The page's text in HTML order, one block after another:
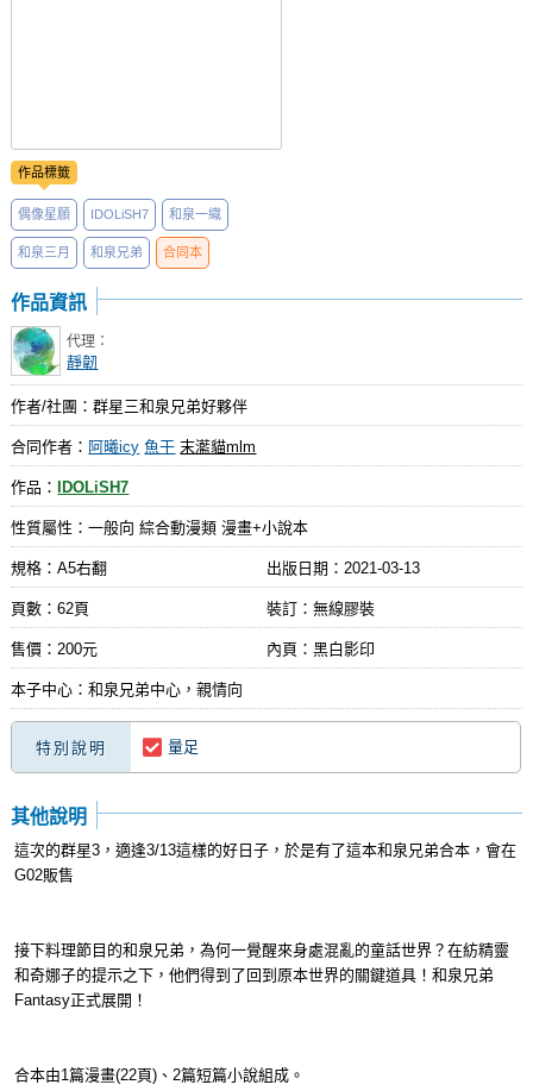
作品標籤
偶像星願 IDOLiSH7 和泉一織
和泉三月 和泉兄弟 合同本
作品資訊
代理：
靜韌
作者/社團：群星三和泉兄弟好夥伴
合同作者： 阿曦icy 魚干 末灆貓mlm
作品： IDOLiSH7
性質屬性：一般向 綜合動漫類 漫畫+小說本
規格：A5右翻 出版日期： 2021-03-13
頁數：62頁 裝訂：無線膠裝
售價：200元 內頁：黑白影印
本子中心：和泉兄弟中心，親情向
特別說明 量足
其他說明
這次的群星3，適逢3/13這樣的好日子，於是有了這本和泉兄弟合本，會在
G02販售
接下料理節目的和泉兄弟，為何一覺醒來身處混亂的童話世界？在紡精靈
和奇娜子的提示之下，他們得到了回到原本世界的關鍵道具！和泉兄弟
Fantasy正式展開！
合本由1篇漫畫(22頁)、2篇短篇小說組成。